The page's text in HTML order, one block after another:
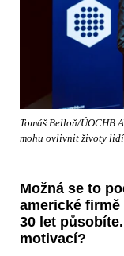
Tomáš Belloň/ÚOCHB
mohu ovlivnit životy lidí
Možná se to
americké firmě
30 let
motivací?